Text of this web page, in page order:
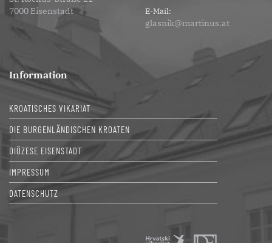
7000 Eisenstadt
E-Mail:
glasnik@martinus.at
Information
KROATISCHES VIKARIAT
DIE BURGENLÄNDISCHEN KROATEN
DIÖZESE EISENSTADT
IMPRESSUM
DATENSCHUTZ